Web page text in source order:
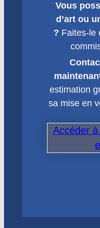
Vous
d’art ou
? Faites-le
estimation
sa mise en
Accéder